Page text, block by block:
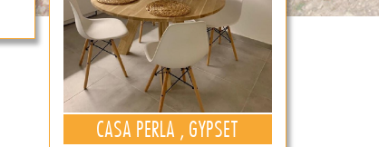
CASA PERLA , GYPSET